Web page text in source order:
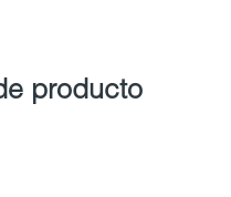
producto